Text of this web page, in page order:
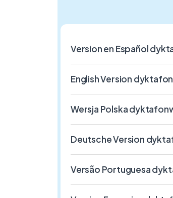
Version en Español
English Version
Wersja Polska
Deutsche Version
Versão Portuguesa